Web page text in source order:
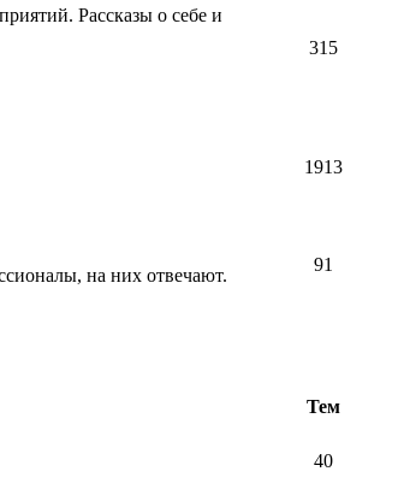
Рассказы о себе и
315
1913
на них отвечают.
91
Тем
40